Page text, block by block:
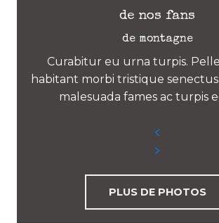
de nos fans
de montagne
Curabitur eu urna turpis.
habitant morbi tristique
malesuada fames ac turpis
PLUS DE PHOTOS